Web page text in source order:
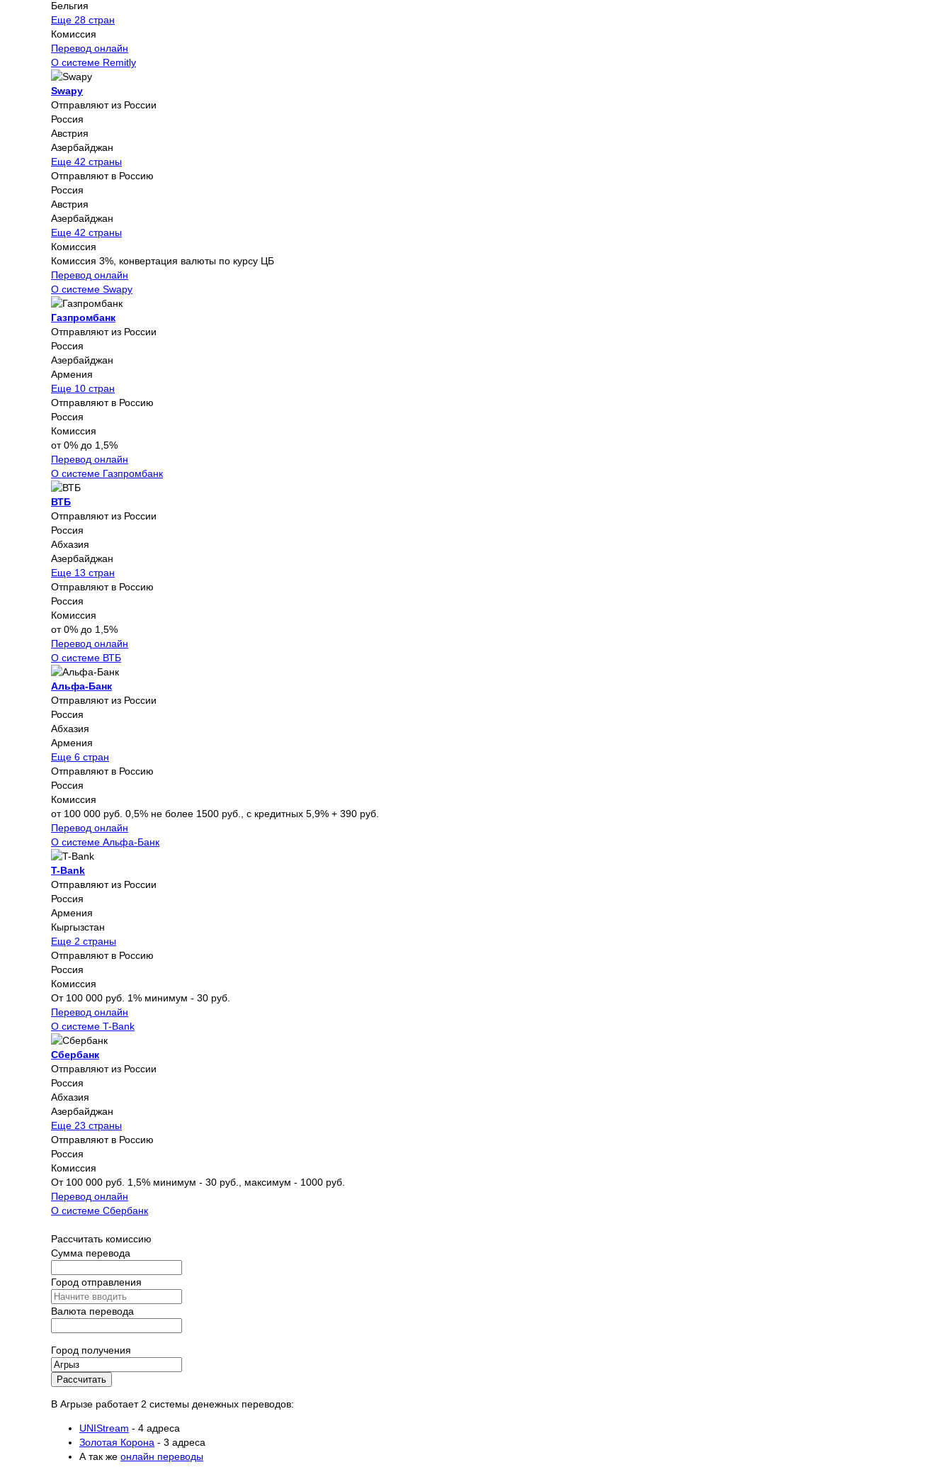
Бельгия
Еще 28 стран
Комиссия
Перевод онлайн
О системе Remitly
Swapy
Отправляют из России
Россия
Австрия
Азербайджан
Еще 42 страны
Отправляют в Россию
Россия
Австрия
Азербайджан
Еще 42 страны
Комиссия
Комиссия 3%, конвертация валюты по курсу ЦБ
Перевод онлайн
О системе Swapy
Газпромбанк
Отправляют из России
Россия
Азербайджан
Армения
Еще 10 стран
Отправляют в Россию
Россия
Комиссия
от 0% до 1,5%
Перевод онлайн
О системе Газпромбанк
ВТБ
Отправляют из России
Россия
Абхазия
Азербайджан
Еще 13 стран
Отправляют в Россию
Россия
Комиссия
от 0% до 1,5%
Перевод онлайн
О системе ВТБ
Альфа-Банк
Отправляют из России
Россия
Абхазия
Армения
Еще 6 стран
Отправляют в Россию
Россия
Комиссия
от 100 000 руб. 0,5% не более 1500 руб., с кредитных 5,9% + 390 руб.
Перевод онлайн
О системе Альфа-Банк
T-Bank
Отправляют из России
Россия
Армения
Кыргызстан
Еще 2 страны
Отправляют в Россию
Россия
Комиссия
От 100 000 руб. 1% минимум - 30 руб.
Перевод онлайн
О системе T-Bank
Сбербанк
Отправляют из России
Россия
Абхазия
Азербайджан
Еще 23 страны
Отправляют в Россию
Россия
Комиссия
От 100 000 руб. 1,5% минимум - 30 руб., максимум - 1000 руб.
Перевод онлайн
О системе Сбербанк
Рассчитать комиссию
Сумма перевода
Город отправления
Валюта перевода
Город получения
Рассчитать
В Агрызе работает 2 системы денежных переводов:
UNIStream - 4 адреса
Золотая Корона - 3 адреса
А так же онлайн переводы